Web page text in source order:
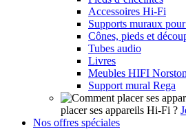
Accessoires Hi-Fi
Supports muraux
Cônes, pieds et
Tubes audio
Livres
Meubles HIFI
Support mural Rega
placer ses appareils Hi-Fi ?
Nos offres spéciales